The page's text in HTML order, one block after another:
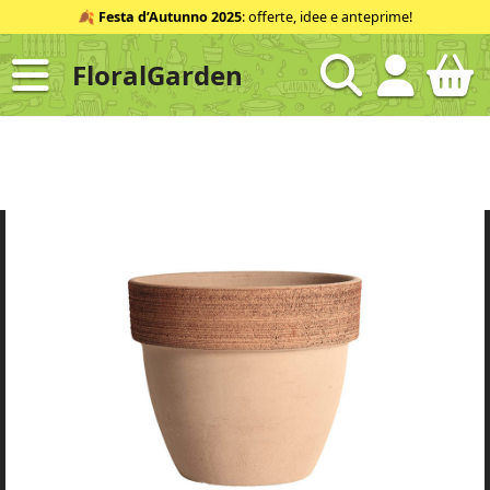
al
contenuto
ID
🍂 Festa d’Autunno 2025: offerte, idee e anteprime!
FloralGarden